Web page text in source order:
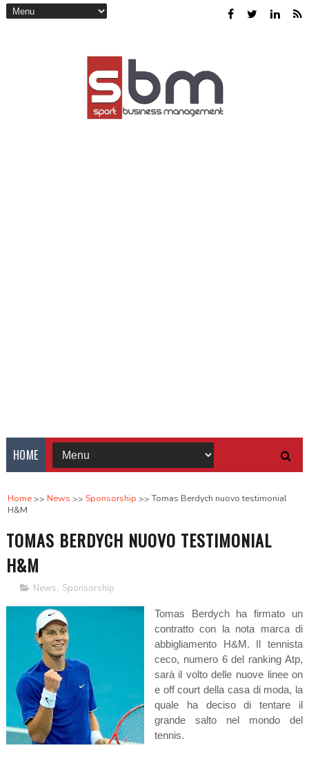
HOME
Home News Sponsorship
Tomas Berdych nuovo testimonial
H&M
TOMAS BERDYCH NUOVO TESTIMONIAL
H&M
News, Sponsorship
Tomas Berdych ha firmato un
contratto con la nota marca di
abbigliamento H&M. Il tennista
ceco, numero 6 del ranking Atp,
sarà il volto delle nuove linee on
e off court della casa di moda, la
quale ha deciso di tentare il
grande salto nel mondo del
tennis.